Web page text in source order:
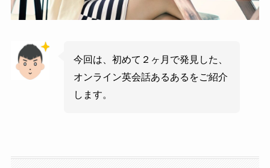
今回は、初めて２ヶ月で発見した、
オンライン英会話あるあるをご紹介
します。